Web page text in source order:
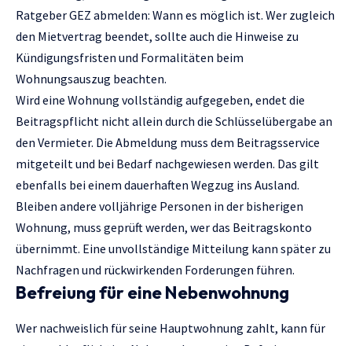
RatgeberGEZ abmelden: Wann es möglich ist. Wer zugleich
den Mietvertrag beendet, sollte auch die Hinweise zu
Kündigungsfristen und Formalitäten beim
Wohnungsauszug beachten.
Wird eine Wohnung vollständig aufgegeben, endet die
Beitragspflicht nicht allein durch die Schlüsselübergabe an
den Vermieter. Die Abmeldung muss dem Beitragsservice
mitgeteilt und bei Bedarf nachgewiesen werden. Das gilt
ebenfalls bei einem dauerhaften Wegzug ins Ausland.
Bleiben andere volljährige Personen in der bisherigen
Wohnung, muss geprüft werden, wer das Beitragskonto
übernimmt. Eine unvollständige Mitteilung kann später zu
Nachfragen und rückwirkenden Forderungen führen.
Befreiung für eine Nebenwohnung
Wer nachweislich für seine Hauptwohnung zahlt, kann für